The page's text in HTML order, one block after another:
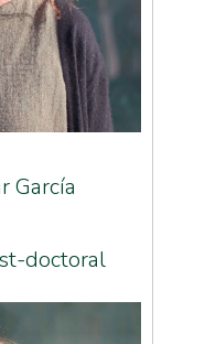
García
doctoral